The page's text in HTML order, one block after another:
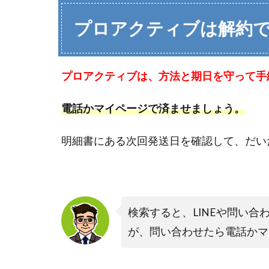
プロアクティブは解約
プロアクティブは、方法と期日を守って
電話かマイページで済ませましょう。
明細書にある次回発送日を確認して、だ
検索すると、LINEや問い合
が、問い合わせたら電話か